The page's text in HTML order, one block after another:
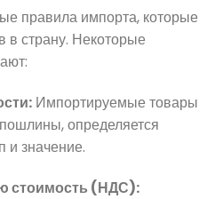
правила импорта, которые
в страну. Некоторые
Импортируемые товары
определяется
и значение.
стоимость (НДС):